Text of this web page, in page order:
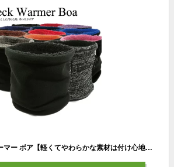
もこもこ ネックウォーマー ボア【軽くてやわらかな素材は付け心地抜群】 ネックウォーマー メンズ レディース 冬 スポーツ スヌード マフラー フリース おしゃれ 保温 ニット キッズ ジュニア スノボ スノーボード 防寒 ゴルフ